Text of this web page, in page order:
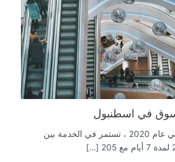
1. ZORLU CENTER في عام 2020 ، تستمر في الخدمة بين